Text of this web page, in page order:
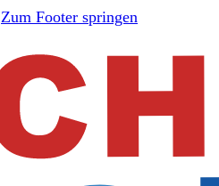
Zum Footer springen